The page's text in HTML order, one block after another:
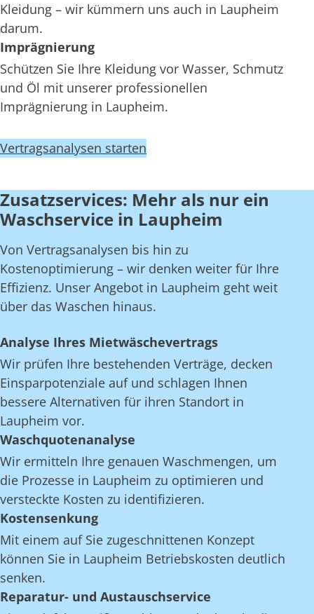
Kleidung – wir kümmern uns auch in Laupheim
darum.
Imprägnierung
Schützen Sie Ihre Kleidung vor Wasser, Schmutz
und Öl mit unserer professionellen
Imprägnierung in Laupheim.
Vertragsanalysen starten
Zusatzservices: Mehr als nur ein
Waschservice in Laupheim
Von Vertragsanalysen bis hin zu
Kostenoptimierung – wir denken weiter für Ihre
Effizienz. Unser Angebot in Laupheim geht weit
über das Waschen hinaus.
Analyse Ihres Mietwäschevertrags
Wir prüfen Ihre bestehenden Verträge, decken
Einsparpotenziale auf und schlagen Ihnen
bessere Alternativen für ihren Standort in
Laupheim vor.
Waschquotenanalyse
Wir ermitteln Ihre genauen Waschmengen, um
die Prozesse in Laupheim zu optimieren und
versteckte Kosten zu identifizieren.
Kostensenkung
Mit einem auf Sie zugeschnittenen Konzept
können Sie in Laupheim Betriebskosten deutlich
senken.
Reparatur- und Austauschservice